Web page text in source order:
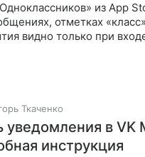
из App
отметках
видно только при
Ткаченко
уведомления в
инструкция